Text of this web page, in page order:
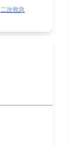
二次救急